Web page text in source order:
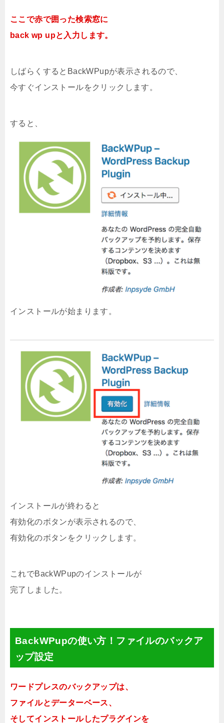
ここで赤で囲った検索窓に
back wp upと入力します。
しばらくするとBackWPupが表示されるので、
今すぐインストールをクリックします。
すると、
インストールが始まります。
インストールが終わると
有効化のボタンが表示されるので、
有効化のボタンをクリックします。
これでBackWPupのインストールが
完了しました。
BackWPupの使い方！ファイルのバックア
ップ設定
ワードプレスのバックアップは、
ファイルとデーターベース、
そしてインストールしたプラグインを